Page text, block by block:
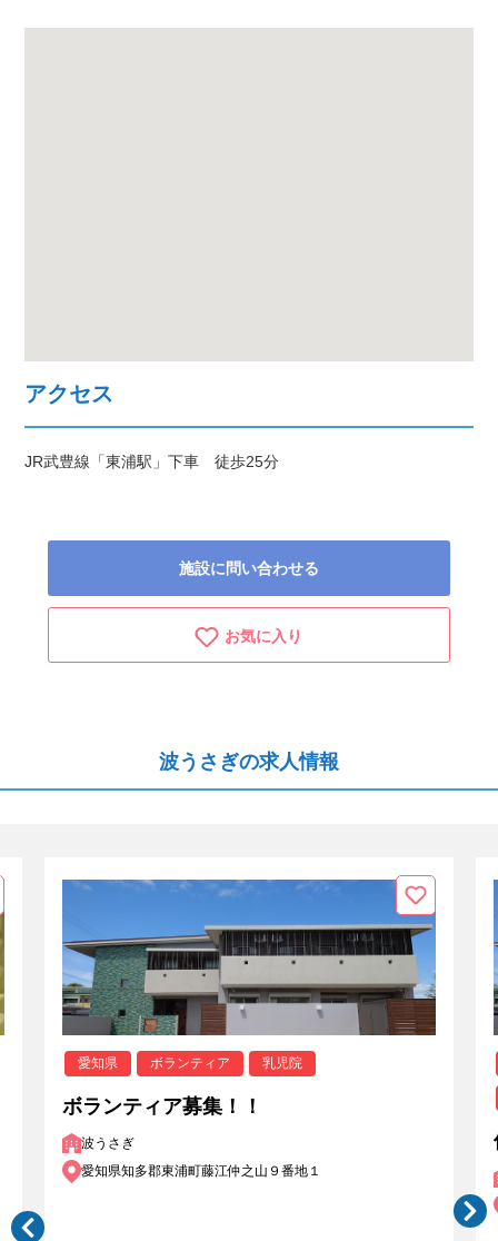
アクセス
JR武豊線「東浦駅」下車 徒歩25分
施設に問い合わせる
お気に入り
波うさぎの求人情報
愛知県 ボランティア 乳児院
ボランティア募集！！
波うさぎ
愛知県知多郡東浦町藤江仲之山９番地１